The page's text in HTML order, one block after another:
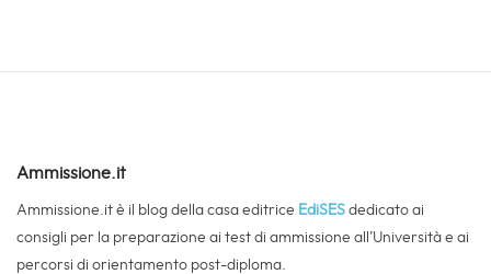
Ammissione.it
Ammissione.it è il blog della casa editrice EdiSES dedicato ai
consigli per la preparazione ai test di ammissione all’Università e ai
percorsi di orientamento post-diploma.